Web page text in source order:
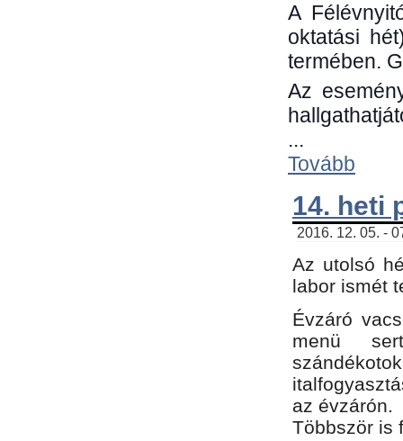
A
oktatási
termében.
Az
...
Tovább
14. heti
2016. 12. 05. -
Az utolsó
labor ismét
Évzáró
menü
az évzárón.
Többször is